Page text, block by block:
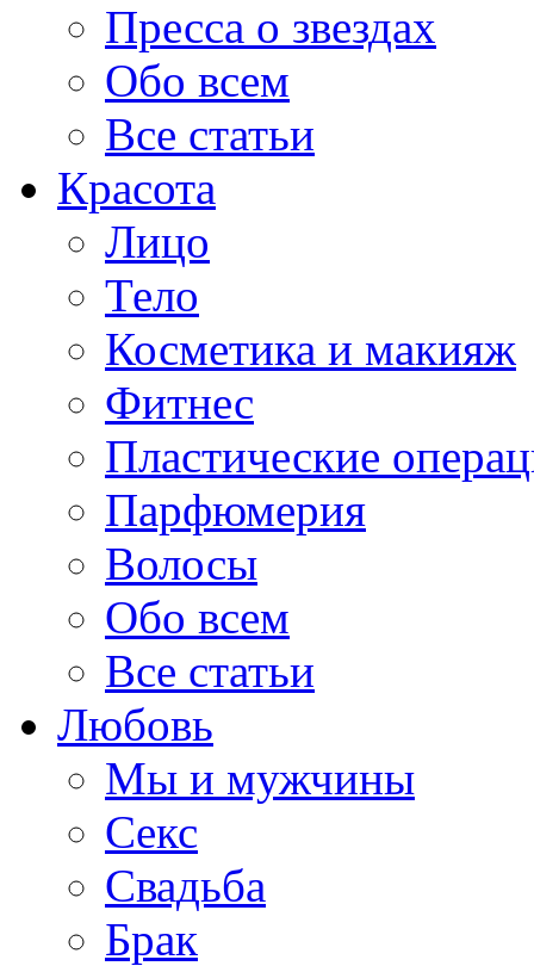
Пресса о звездах
Обо всем
Все статьи
Красота
Лицо
Тело
Косметика и макияж
Фитнес
Пластические
Парфюмерия
Волосы
Обо всем
Все статьи
Любовь
Мы и мужчины
Секс
Свадьба
Брак